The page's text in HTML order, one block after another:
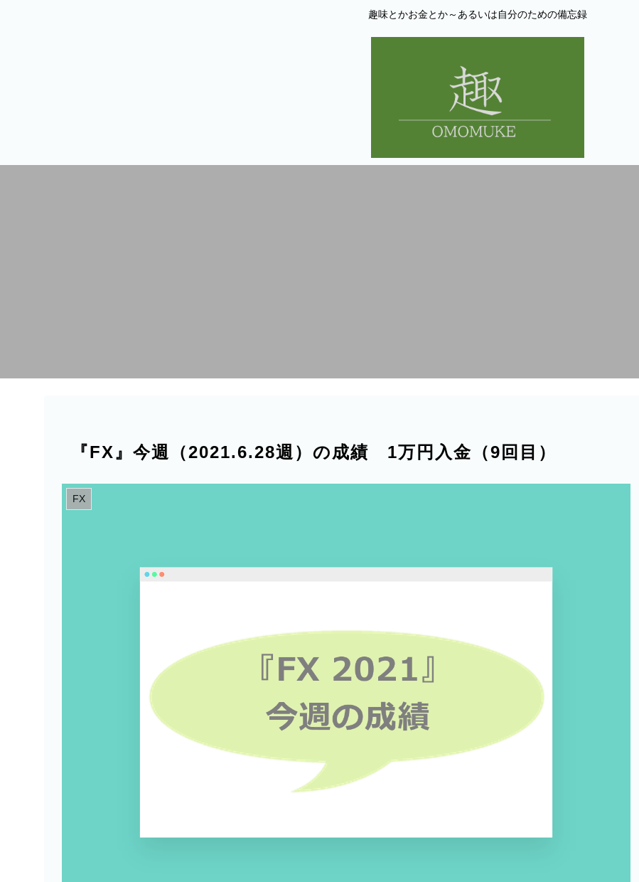
趣味とかお金とか～あるいは自分のための備忘録
『FX』今週（2021.6.28週）の成績 1万円入金（9回目）
FX